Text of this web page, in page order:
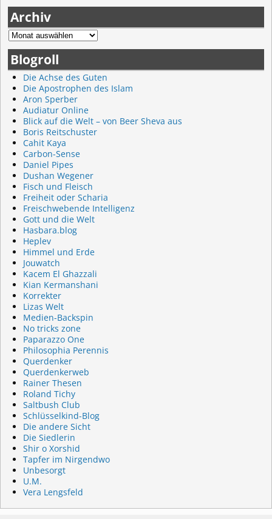
Archiv
Blogroll
Die Achse des Guten
Die Apostrophen des Islam
Aron Sperber
Audiatur Online
Blick auf die Welt – von Beer Sheva aus
Boris Reitschuster
Cahit Kaya
Carbon-Sense
Daniel Pipes
Dushan Wegener
Fisch und Fleisch
Freiheit oder Scharia
Freischwebende Intelligenz
Gott und die Welt
Hasbara.blog
Heplev
Himmel und Erde
Jouwatch
Kacem El Ghazzali
Kian Kermanshani
Korrekter
Lizas Welt
Medien-Backspin
No tricks zone
Paparazzo One
Philosophia Perennis
Querdenker
Querdenkerweb
Rainer Thesen
Roland Tichy
Saltbush Club
Schlüsselkind-Blog
Die andere Sicht
Die Siedlerin
Shir o Xorshid
Tapfer im Nirgendwo
Unbesorgt
U.M.
Vera Lengsfeld